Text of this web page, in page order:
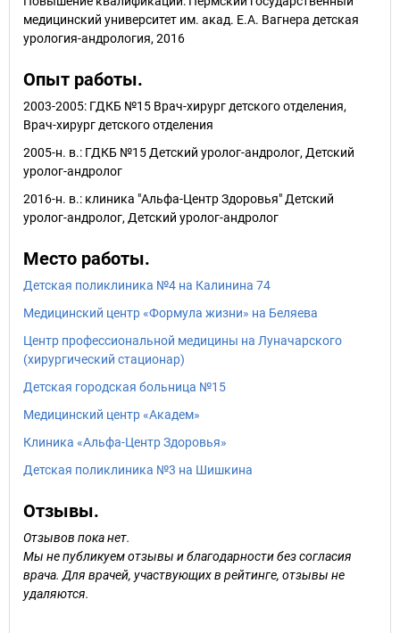
медицинский университет им. акад. Е.А. Вагнера детская
урология-андрология, 2016
Опыт работы.
2003-2005: ГДКБ №15 Врач-хирург детского отделения,
Врач-хирург детского отделения
2005-н. в.: ГДКБ №15 Детский уролог-андролог, Детский
уролог-андролог
2016-н. в.: клиника "Альфа-Центр Здоровья" Детский
уролог-андролог, Детский уролог-андролог
Место работы.
Детская поликлиника №4 на Калинина 74
Медицинский центр «Формула жизни» на Беляева
Центр профессиональной медицины на Луначарского
(хирургический стационар)
Детская городская больница №15
Медицинский центр «Академ»
Клиника «Альфа-Центр Здоровья»
Детская поликлиника №3 на Шишкина
Отзывы.
Отзывов пока нет.
Мы не публикуем отзывы и благодарности без согласия
врача. Для врачей, участвующих в рейтинге, отзывы не
удаляются.